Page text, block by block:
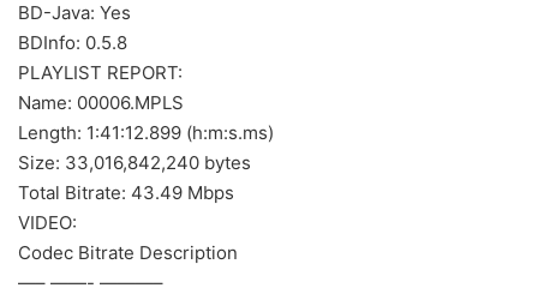
BD-Java: Yes
BDInfo: 0.5.8
PLAYLIST REPORT:
Name: 00006.MPLS
Length: 1:41:12.899 (h:m:s.ms)
Size: 33,016,842,240 bytes
Total Bitrate: 43.49 Mbps
VIDEO:
Codec Bitrate Description
—– ——- ———–